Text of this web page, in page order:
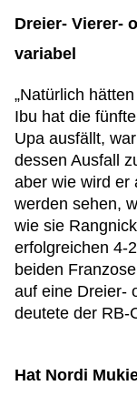
Dreier- Vierer-
variabel
„Natürlich
Ibu hat die
Upa ausfällt,
dessen Ausfall
aber wie wird er
werden sehen,
wie sie
erfolgreichen 4-
beiden
auf eine Dreier-
deutete der RB-
Hat Nordi